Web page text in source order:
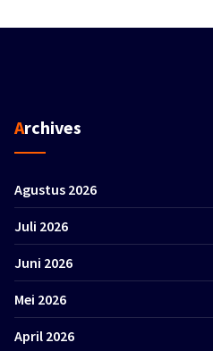
Archives
Agustus 2026
Juli 2026
Juni 2026
Mei 2026
April 2026